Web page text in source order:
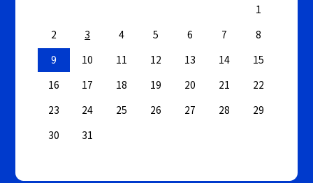
1
2
3 4 5 6 7
8
9
10 11 12 13 14
15
16
17 18 19 20 21
22
23
24 25 26 27 28
29
30
31